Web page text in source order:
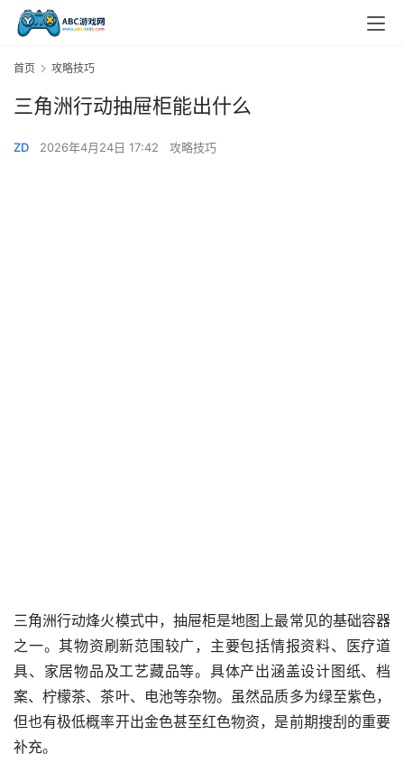
首页 攻略技巧
三角洲行动抽屉柜能出什么
ZD 2026年4月24日 17:42 攻略技巧
三角洲行动烽火模式中，抽屉柜是地图上最常见的基础容器
之一。其物资刷新范围较广，主要包括情报资料、医疗道
具、家居物品及工艺藏品等。具体产出涵盖设计图纸、档
案、柠檬茶、茶叶、电池等杂物。虽然品质多为绿至紫色，
但也有极低概率开出金色甚至红色物资，是前期搜刮的重要
补充。